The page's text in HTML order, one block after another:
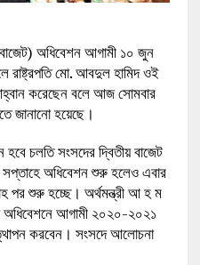
অধিবেশন আগামী ১০ জুন
রাষ্ট্রপতি মো. আবদুল হামিদ ওই
করেছেন বলে আজ সোমবার
জানানো হয়েছে।
চলতি সংসদের দ্বিতীয় বাজেট
অধিবেশন শুরু হলেও এবার
পর শুরু হচ্ছে। অর্থমন্ত্রী আ হ ম
আগামী ২০২০-২০২১
করবেন। সংসদে আলোচনা